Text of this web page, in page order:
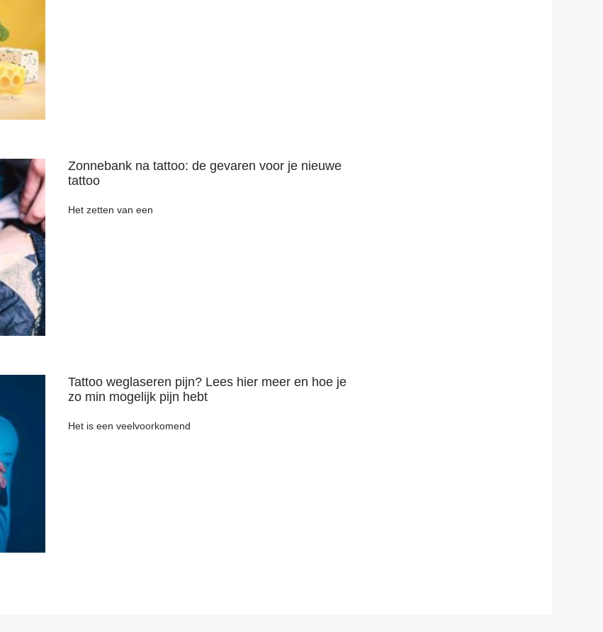
Zonnebank na tattoo: de gevaren voor je nieuwe
tattoo
Het zetten van een
Tattoo weglaseren pijn? Lees hier meer en hoe je
zo min mogelijk pijn hebt
Het is een veelvoorkomend